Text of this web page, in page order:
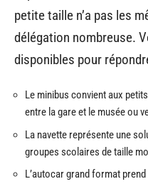
petite taille n’a pas les
délégation nombreuse.
disponibles pour
Le minibus convient aux
entre la gare et le musée ou
La navette représente une
groupes scolaires de taille
L’autocar grand format